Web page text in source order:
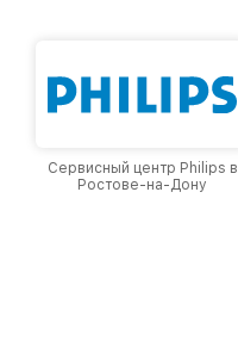
Сервисный центр Philips в
Ростове-на-Дону